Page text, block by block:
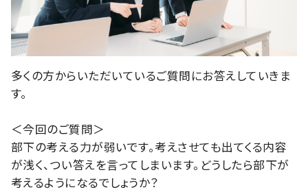
多くの方からいただいているご質問にお答えしていきま
す。
＜今回のご質問＞
部下の考える力が弱いです。考えさせても出てくる内容
が浅く、つい答えを言ってしまいます。どうしたら部下が
考えるようになるでしょうか？